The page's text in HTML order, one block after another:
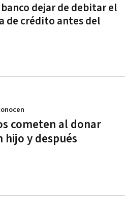
dejar de debitar el
de crédito antes del
cometen al donar
hijo y después